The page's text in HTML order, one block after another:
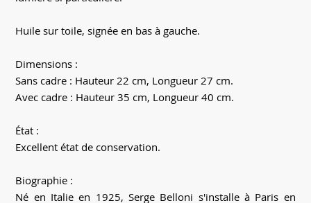
Huile sur toile, signée en bas à gauche.
Dimensions :
Sans cadre : Hauteur 22 cm, Longueur 27 cm.
Avec cadre : Hauteur 35 cm, Longueur 40 cm.
État :
Excellent état de conservation.
Biographie :
Né en Italie en 1925, Serge Belloni s'installe à Paris en